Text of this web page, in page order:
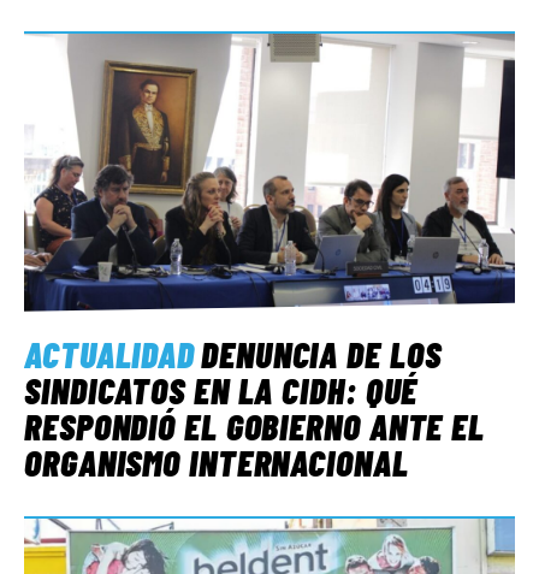
ACTUALIDADDENUNCIA DE LOS
SINDICATOS EN LA CIDH: QUÉ
RESPONDIÓ EL GOBIERNO ANTE EL
ORGANISMO INTERNACIONAL